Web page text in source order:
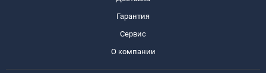
Гарантия
Сервис
О компании